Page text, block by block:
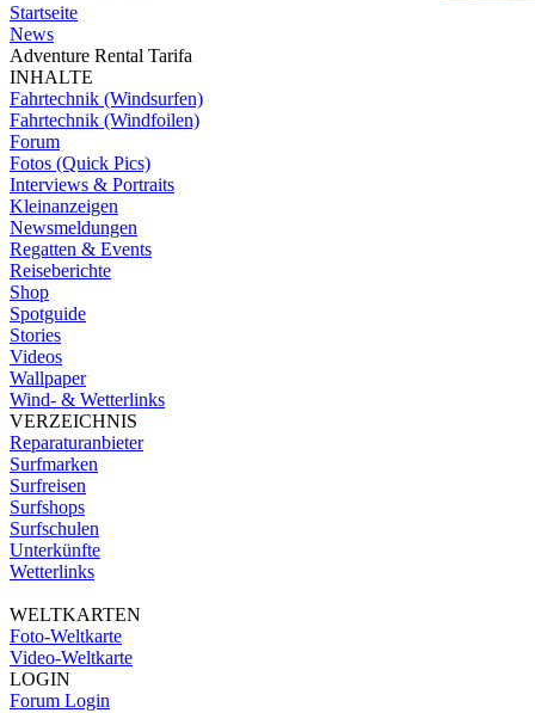
Startseite
News
Adventure Rental Tarifa
INHALTE
Fahrtechnik (Windsurfen)
Fahrtechnik (Windfoilen)
Forum
Fotos (Quick Pics)
Interviews & Portraits
Kleinanzeigen
Newsmeldungen
Regatten & Events
Reiseberichte
Shop
Spotguide
Stories
Videos
Wallpaper
Wind- & Wetterlinks
VERZEICHNIS
Reparaturanbieter
Surfmarken
Surfreisen
Surfshops
Surfschulen
Unterkünfte
Wetterlinks
WELTKARTEN
Foto-Weltkarte
Video-Weltkarte
LOGIN
Forum Login